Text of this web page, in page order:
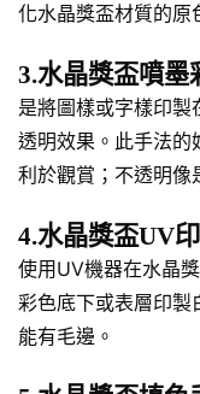
化水晶獎盃材質的原
3.水晶獎盃噴墨
是將圖樣或字樣印
透明效果。此手法的
利於觀賞；不透明像
4.水晶獎盃UV
使用UV機器在水晶
彩色底下或表層印製
能有毛邊。